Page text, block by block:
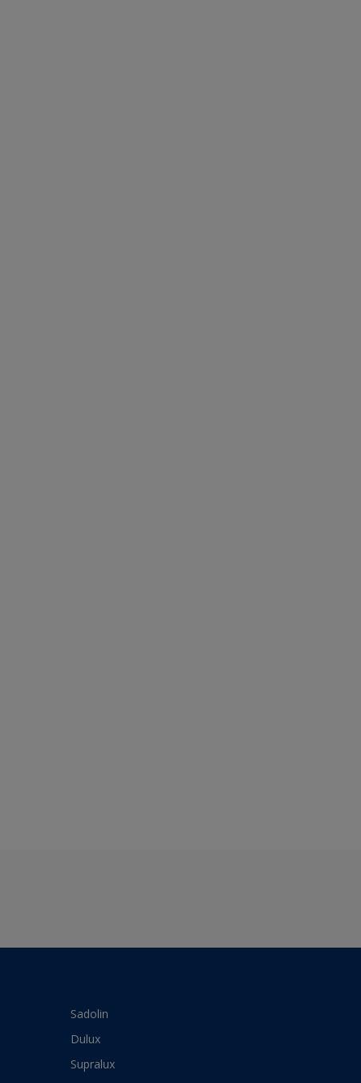
Sadolin
Dulux
Supralux